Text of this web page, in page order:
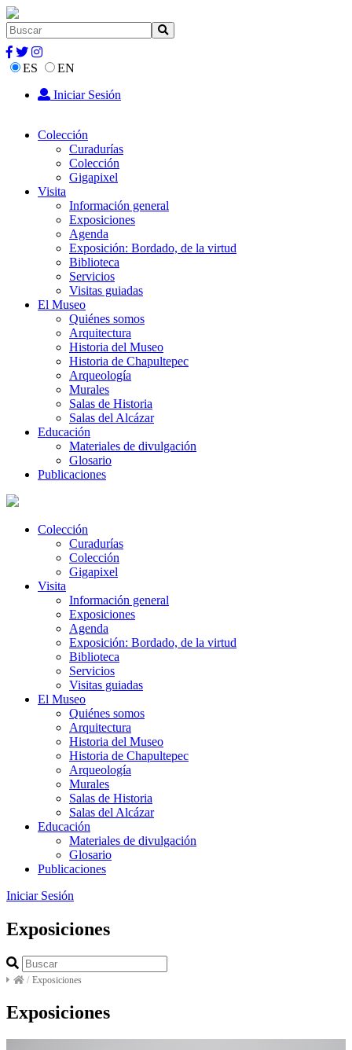
ES
EN
Iniciar Sesión
Colección
Curadurías
Colección
Gigapixel
Visita
Información general
Exposiciones
Agenda
Exposición: Bordado, de la virtud
Biblioteca
Servicios
Visitas guiadas
El Museo
Quiénes somos
Arquitectura
Historia del Museo
Historia de Chapultepec
Arqueología
Murales
Salas de Historia
Salas del Alcázar
Educación
Materiales de divulgación
Glosario
Publicaciones
Colección
Curadurías
Colección
Gigapixel
Visita
Información general
Exposiciones
Agenda
Exposición: Bordado, de la virtud
Biblioteca
Servicios
Visitas guiadas
El Museo
Quiénes somos
Arquitectura
Historia del Museo
Historia de Chapultepec
Arqueología
Murales
Salas de Historia
Salas del Alcázar
Educación
Materiales de divulgación
Glosario
Publicaciones
Iniciar Sesión
Exposiciones
/ Exposiciones
Exposiciones